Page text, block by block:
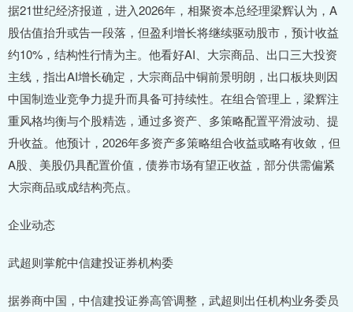
据21世纪经济报道，进入2026年，相聚资本总经理梁辉认为，A
股估值抬升或告一段落，但盈利增长将继续驱动股市，预计收益
约10%，结构性行情为主。他看好AI、大宗商品、出口三大投资
主线，指出AI增长确定，大宗商品中铜前景明朗，出口板块则因
中国制造业竞争力提升而具备可持续性。在组合管理上，梁辉注
重风格均衡与个股精选，通过多资产、多策略配置平滑波动、提
升收益。他预计，2026年多资产多策略组合收益或略有收敛，但
A股、美股仍具配置价值，债券市场有望正收益，部分供需偏紧
大宗商品或成结构亮点。
企业动态
武超则掌舵中信建投证券机构委
据券商中国，中信建投证券高管调整，武超则出任机构业务委员